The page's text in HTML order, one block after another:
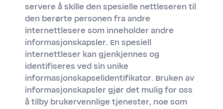
servere å skille den spesielle nettleseren til
den berørte personen fra andre
internettlesere som inneholder andre
informasjonskapsler. En spesiell
internettleser kan gjenkjennes og
identifiseres ved sin unike
informasjonskapselidentifikator. Bruken av
informasjonskapsler gjør det mulig for oss
å tilby brukervennlige tjenester, noe som